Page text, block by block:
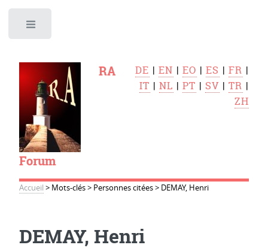
RA
Forum
DE |EN |EO |ES |FR |
IT |NL |PT | SV |TR |
ZH
Accueil > Mots-clés> Personnes citées> DEMAY, Henri
DEMAY, Henri